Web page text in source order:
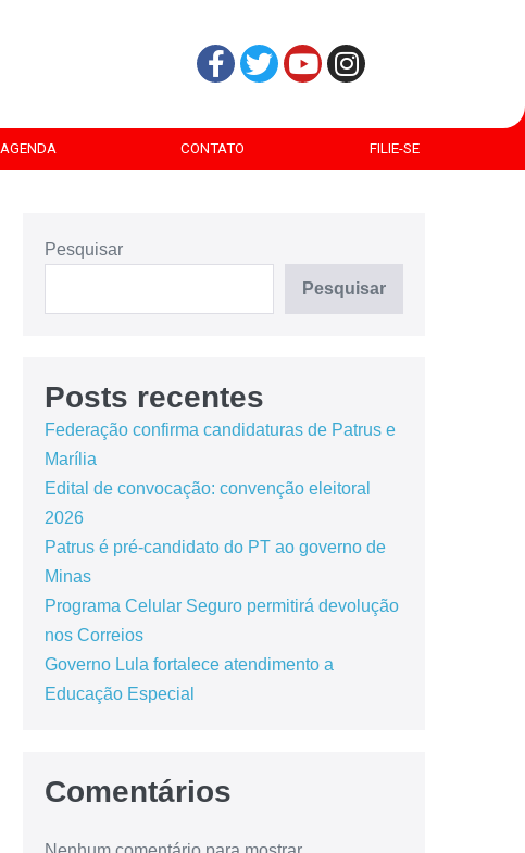
AGENDA CONTATO FILIE-SE
Pesquisar
Pesquisar
Posts recentes
Federação confirma candidaturas de Patrus e
Marília
Edital de convocação: convenção eleitoral
2026
Patrus é pré-candidato do PT ao governo de
Minas
Programa Celular Seguro permitirá devolução
nos Correios
Governo Lula fortalece atendimento a
Educação Especial
Comentários